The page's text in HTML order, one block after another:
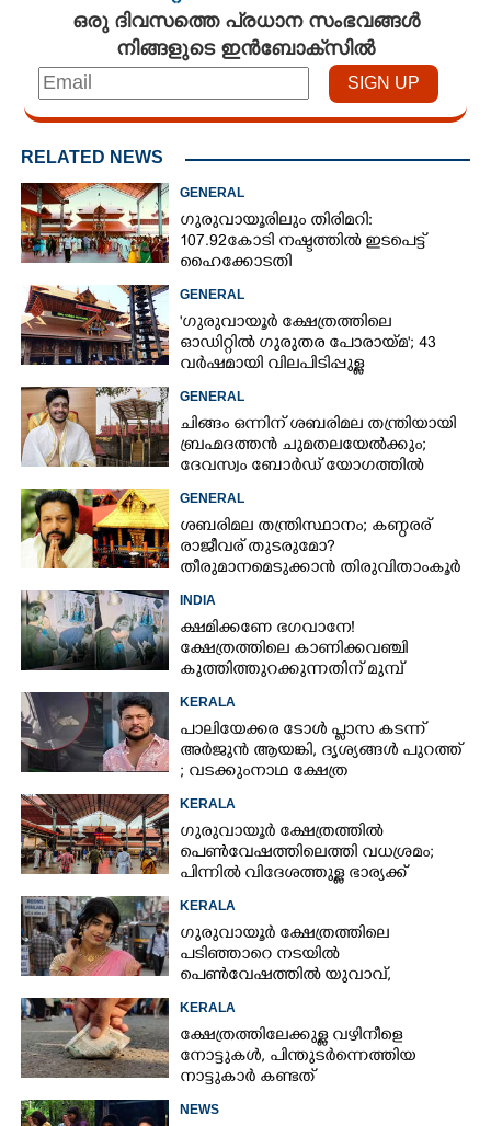
ഒരു ദിവസത്തെ പ്രധാന സംഭവങ്ങൾ
നിങ്ങളുടെ ഇൻബോക്സിൽ
RELATED NEWS
GENERAL
ഗുരുവായൂരിലും തിരിമറി:
107.92 കോടി നഷ്ടത്തിൽ ഇടപെട്ട്
ഹൈക്കോടതി
GENERAL
'ഗുരുവായൂർ ക്ഷേത്രത്തിലെ
ഓഡിറ്റിൽ ഗുരുതര പോരായ്മ'; 43
വർഷമായി വിലപിടിപ്പുള്ള
നടത്തിയിട്ടില്ലെന്ന് ഹൈക്കോടതി
GENERAL
ചിങ്ങം ഒന്നിന് ശബരിമല തന്ത്രിയായി
ബ്രഹ്മദത്തൻ ചുമതലയേൽക്കും;
ദേവസ്വം ബോർഡ് യോഗത്തിൽ
GENERAL
ശബരിമല തന്ത്രിസ്ഥാനം; കണ്ഠരര്
രാജീവര് തുടരുമോ?
തീരുമാനമെടുക്കാൻ തിരുവിതാംകൂർ
INDIA
ക്ഷമിക്കണേ ഭഗവാനേ!
ക്ഷേത്രത്തിലെ കാണിക്കവഞ്ചി
കുത്തിത്തുറക്കുന്നതിന് മുമ്പ്
KERALA
പാലിയേക്കര ടോൾ പ്ലാസ കടന്ന്
അർജുൻ ആയങ്കി,​ ദൃശ്യങ്ങൾ പുറത്ത്
; വടക്കുംനാഥ ക്ഷേത്ര
പോസ്റ്റ്
KERALA
ഗുരുവായൂർ ക്ഷേത്രത്തിൽ
പെൺവേഷത്തിലെത്തി വധശ്രമം;
പിന്നിൽ വിദേശത്തുള്ള ഭാര്യക്ക്
KERALA
ഗുരുവായൂർ ക്ഷേത്രത്തിലെ
പടിഞ്ഞാറെ നടയിൽ
പെൺവേഷത്തിൽ യുവാവ്,​
തെളിഞ്ഞത് വൻഗൂഢാലോചന
KERALA
ക്ഷേത്രത്തിലേക്കുള്ള വഴിനീളെ
നോട്ടുകൾ,​ പിന്തുടർന്നെത്തിയ
നാട്ടുകാർ കണ്ടത്
NEWS